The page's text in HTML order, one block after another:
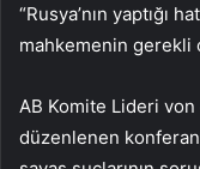
“Rusya’nın yaptığı
mahkemenin gerekli
AB Komite Lideri
düzenlenen